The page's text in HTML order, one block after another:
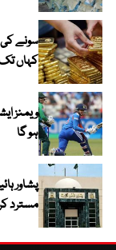
سونے کی
کہاں
ہو گا
پشاور
مسترد